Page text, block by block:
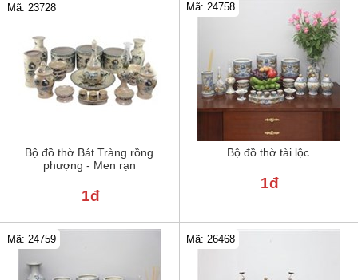
Bộ đồ thờ Bát Tràng rồng
phượng - Men rạn
Mã: 23728
1đ
Bộ đồ thờ tài lộc
Mã: 24758
1đ
Mã: 24759 Mã: 26468